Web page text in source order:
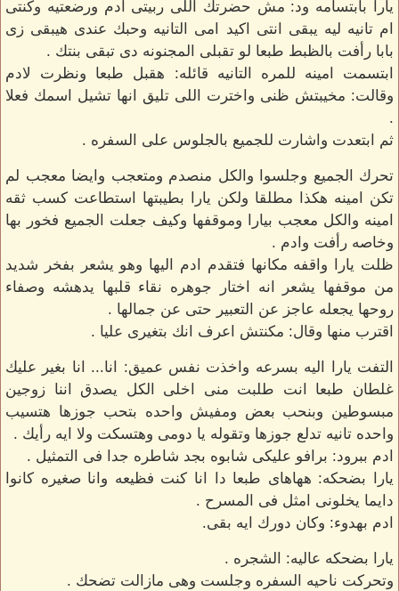
يارا بابتسامه ود: مش حضرتك اللى ربيتى ادم ورضعتيه وكنتى
ام تانيه ليه يبقى انتى اكيد امى التانيه وحبك عندى هيبقى زى
بابا رأفت بالظبط طبعا لو تقبلى المجنونه دى تبقى بنتك .
ابتسمت امينه للمره التانيه قائله: هقبل طبعا ونظرت لادم
وقالت: مخيبتش ظنى واخترت اللى تليق انها تشيل اسمك فعلا
.
ثم ابتعدت واشارت للجميع بالجلوس على السفره .
تحرك الجميع وجلسوا والكل منصدم ومتعجب وايضا معجب لم
تكن امينه هكذا مطلقا ولكن يارا بطيبتها استطاعت كسب ثقه
امينه والكل معجب بيارا وموقفها وكيف جعلت الجميع فخور بها
وخاصه رأفت وادم .
ظلت يارا واقفه مكانها فتقدم ادم اليها وهو يشعر بفخر شديد
من موقفها يشعر انه اختار جوهره نقاء قلبها يدهشه وصفاء
روحها يجعله عاجز عن التعبير حتى عن جمالها .
اقترب منها وقال: مكنتش اعرف انك بتغيرى عليا .
التفت يارا اليه بسرعه واخذت نفس عميق: انا... انا بغير عليك
غلطان طبعا انت طلبت منى اخلى الكل يصدق اننا زوجين
مبسوطين وبنحب بعض ومفيش واحده بتحب جوزها هتسيب
واحده تانيه تدلع جوزها وتقوله يا دومى وهتسكت ولا ايه رأيك .
ادم ببرود: برافو عليكى شابوه بجد شاطره جدا فى التمثيل .
يارا بضحكه: ههاهاى طبعا دا انا كنت فظيعه وانا صغيره كانوا
دايما يخلونى امثل فى المسرح .
ادم بهدوء: وكان دورك ايه بقى.
يارا بضحكه عاليه: الشجره .
وتحركت ناحيه السفره وجلست وهى مازالت تضحك .